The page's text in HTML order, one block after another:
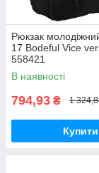
Рюкзак
17 Bodeful Vice
558421
В наявності
794,93 ₴ 1
Купити